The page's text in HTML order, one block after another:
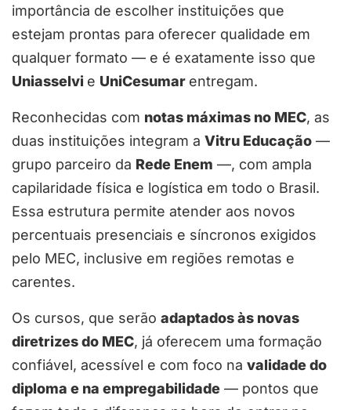
importância de escolher instituições que
estejam prontas para oferecer qualidade em
qualquer formato — e é exatamente isso que
Uniasselvi e UniCesumar entregam.
Reconhecidas com notas máximas no MEC, as
duas instituições integram a Vitru Educação —
grupo parceiro da Rede Enem —, com ampla
capilaridade física e logística em todo o Brasil.
Essa estrutura permite atender aos novos
percentuais presenciais e síncronos exigidos
pelo MEC, inclusive em regiões remotas e
carentes.
Os cursos, que serão adaptados às novas
diretrizes do MEC, já oferecem uma formação
confiável, acessível e com foco na validade do
diploma e na empregabilidade — pontos que